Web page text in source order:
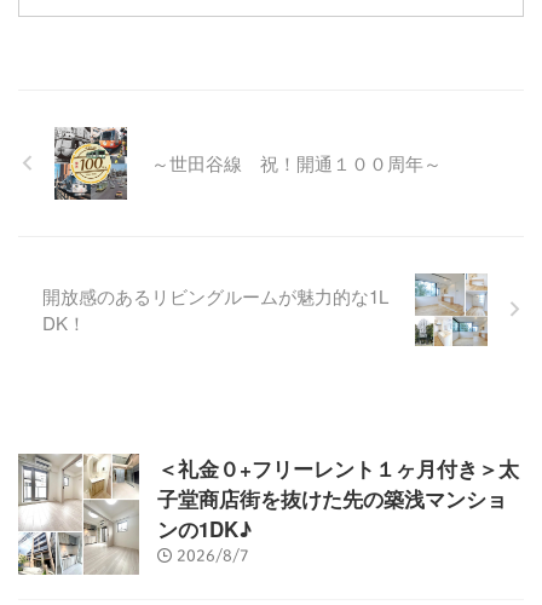
～世田谷線 祝！開通１００周年～
開放感のあるリビングルームが魅力的な1L
DK！
＜礼金０+フリーレント１ヶ月付き＞太
子堂商店街を抜けた先の築浅マンショ
ンの1DK♪
2026/8/7